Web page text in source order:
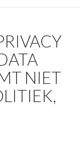
NIET